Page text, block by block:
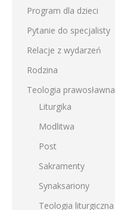
Program dla dzieci
Pytanie do specjalisty
Relacje z wydarzeń
Rodzina
Teologia prawosławna
Liturgika
Modlitwa
Post
Sakramenty
Synaksariony
Teologia liturgiczna